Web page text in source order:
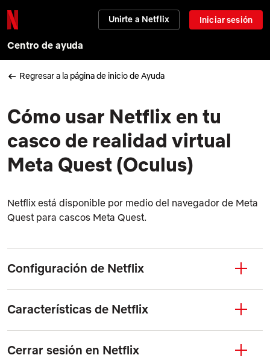
Unirte a Netflix Iniciar sesión
Centro de ayuda
Regresar a la página de inicio de Ayuda
Cómo usar Netflix en tu
casco de realidad virtual
Meta Quest (Oculus)
Netflix está disponible por medio del navegador de Meta
Quest para cascos Meta Quest.
Configuración de Netflix
Características de Netflix
Cerrar sesión en Netflix